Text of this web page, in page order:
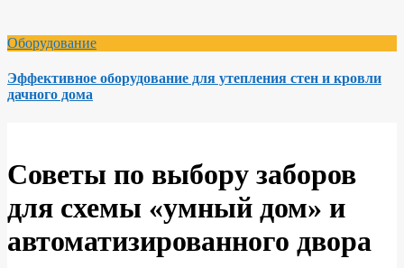
Оборудование
Эффективное оборудование для утепления стен и кровли
дачного дома
Советы по выбору заборов
для схемы «умный дом» и
автоматизированного двора